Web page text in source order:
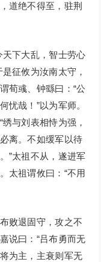
道绝不得至，驻荆
下大乱，智士劳心
征攸为汝南太守，
荀彧、钟繇曰：“公
忧哉！”以为军师。
与刘表相恃为强，
离。不如缓军以待
”太祖不从，遂进军
太祖谓攸曰：“不用
败退固守，攻之不
说曰：“吕布勇而无
为主，主衰则军无